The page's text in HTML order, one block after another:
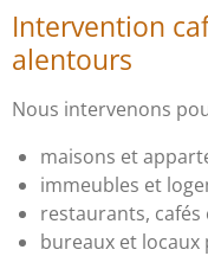
Intervention
alentours
Nous intervenons
maisons et
immeubles et
restaurants, cafés
bureaux et locaux